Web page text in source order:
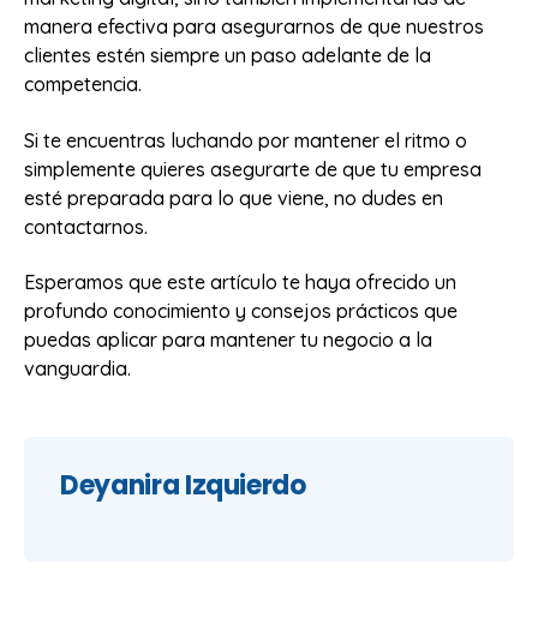
manera efectiva para asegurarnos de que nuestros
clientes estén siempre un paso adelante de la
competencia.
Si te encuentras luchando por mantener el ritmo o
simplemente quieres asegurarte de que tu empresa
esté preparada para lo que viene, no dudes en
contactarnos.
Esperamos que este artículo te haya ofrecido un
profundo conocimiento y consejos prácticos que
puedas aplicar para mantener tu negocio a la
vanguardia.
Deyanira Izquierdo